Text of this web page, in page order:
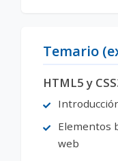
Temario
HTML5 y
Elementos
web